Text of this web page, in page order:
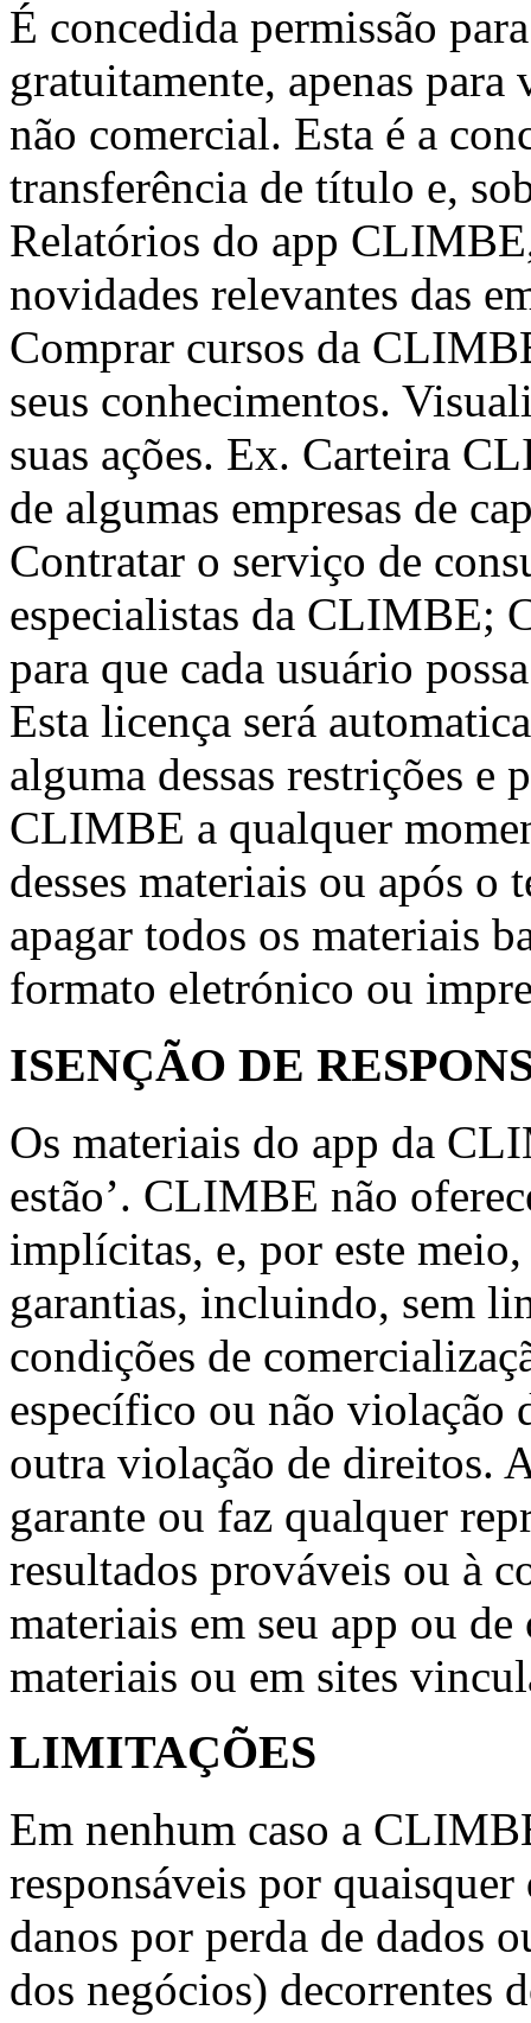
É concedida permissão
gratuitamente, apenas
não comercial. Esta é a
transferência de título e,
Relatórios do app
novidades relevantes das
Comprar cursos da
seus conhecimentos.
suas ações. Ex. Carteira
de algumas empresas de
Contratar o serviço de
especialistas da CLIMBE;
para que cada usuário
Esta licença será
alguma dessas restrições e
CLIMBE a qualquer
desses materiais ou após o
apagar todos os materiais
formato eletrónico ou
ISENÇÃO DE
Os materiais do app da
estão’. CLIMBE não
implícitas, e, por este meio,
garantias, incluindo, sem
condições de
específico ou não violação
outra violação de direitos.
garante ou faz qualquer
resultados prováveis ​​ou à
materiais em seu app ou
materiais ou em sites
LIMITAÇÕES
Em nenhum caso a
responsáveis ​​por
danos por perda de dados
dos negócios) decorrentes